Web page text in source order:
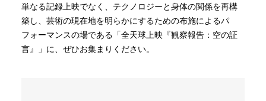
単なる記録上映でなく、テクノロジーと身体の関係を再構
築し、芸術の現在地を明らかにするための布施によるパ
フォーマンスの場である「全天球上映『観察報告：空の証
言』」に、ぜひお集まりください。